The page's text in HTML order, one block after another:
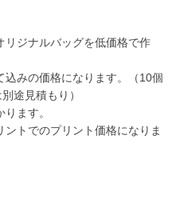
リジナルバッグを低価格で作
込みの価格になります。（10個
途見積もり）
ます。
トでのプリント価格になりま